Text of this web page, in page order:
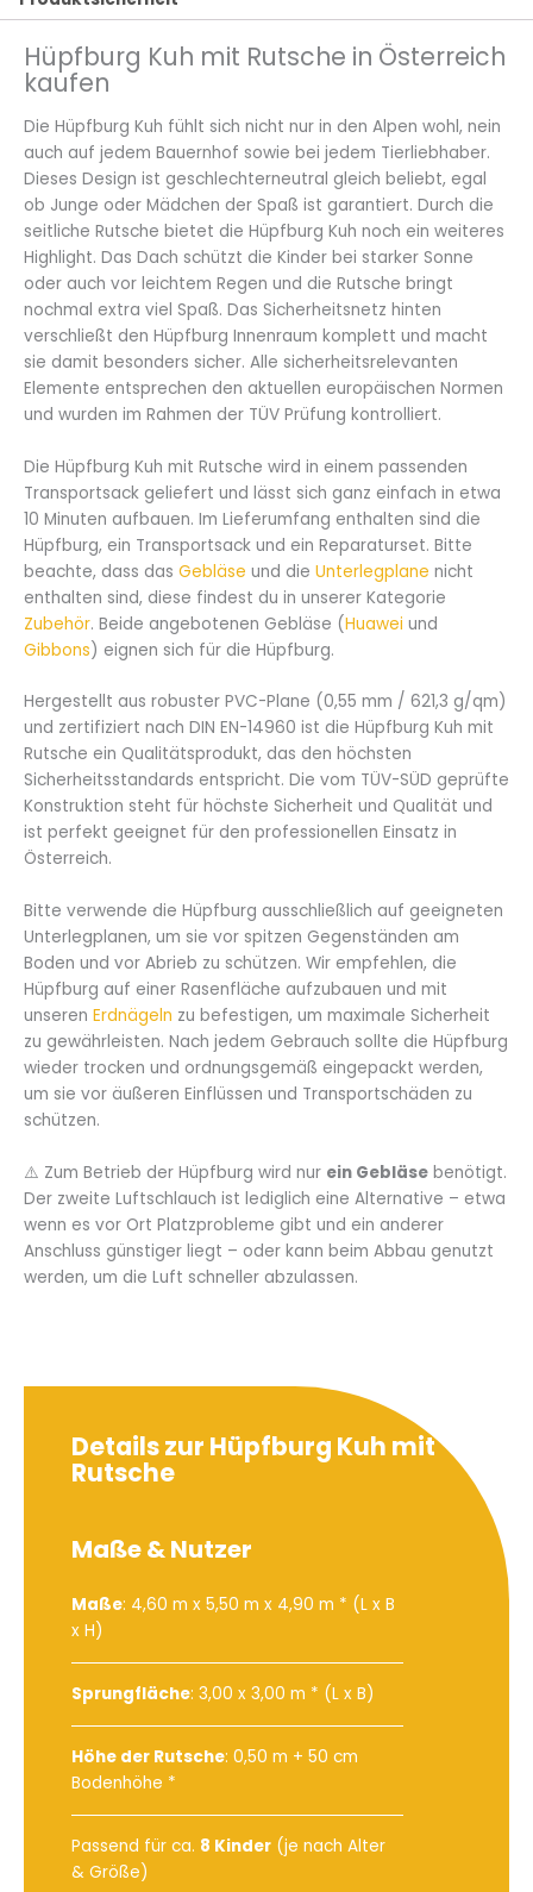
Hüpfburg Kuh mit Rutsche in Österreich
kaufen
Die Hüpfburg Kuh fühlt sich nicht nur in den Alpen wohl, nein
auch auf jedem Bauernhof sowie bei jedem Tierliebhaber.
Dieses Design ist geschlechterneutral gleich beliebt, egal
ob Junge oder Mädchen der Spaß ist garantiert. Durch die
seitliche Rutsche bietet die Hüpfburg Kuh noch ein weiteres
Highlight. Das Dach schützt die Kinder bei starker Sonne
oder auch vor leichtem Regen und die Rutsche bringt
nochmal extra viel Spaß. Das Sicherheitsnetz hinten
verschließt den Hüpfburg Innenraum komplett und macht
sie damit besonders sicher. Alle sicherheitsrelevanten
Elemente entsprechen den aktuellen europäischen Normen
und wurden im Rahmen der TÜV Prüfung kontrolliert.
Die Hüpfburg Kuh mit Rutsche wird in einem passenden
Transportsack geliefert und lässt sich ganz einfach in etwa
10 Minuten aufbauen. Im Lieferumfang enthalten sind die
Hüpfburg, ein Transportsack und ein Reparaturset. Bitte
beachte, dass das Gebläse und die Unterlegplane nicht
enthalten sind, diese findest du in unserer Kategorie
Zubehör. Beide angebotenen Gebläse (Huawei und
Gibbons) eignen sich für die Hüpfburg.
Hergestellt aus robuster PVC-Plane (0,55 mm / 621,3 g/qm)
und zertifiziert nach DIN EN-14960 ist die Hüpfburg Kuh mit
Rutsche ein Qualitätsprodukt, das den höchsten
Sicherheitsstandards entspricht. Die vom TÜV-SÜD geprüfte
Konstruktion steht für höchste Sicherheit und Qualität und
ist perfekt geeignet für den professionellen Einsatz in
Österreich.
Bitte verwende die Hüpfburg ausschließlich auf geeigneten
Unterlegplanen, um sie vor spitzen Gegenständen am
Boden und vor Abrieb zu schützen. Wir empfehlen, die
Hüpfburg auf einer Rasenfläche aufzubauen und mit
unseren Erdnägeln zu befestigen, um maximale Sicherheit
zu gewährleisten. Nach jedem Gebrauch sollte die Hüpfburg
wieder trocken und ordnungsgemäß eingepackt werden,
um sie vor äußeren Einflüssen und Transportschäden zu
schützen.
⚠️ Zum Betrieb der Hüpfburg wird nur ein Gebläse benötigt.
Der zweite Luftschlauch ist lediglich eine Alternative – etwa
wenn es vor Ort Platzprobleme gibt und ein anderer
Anschluss günstiger liegt – oder kann beim Abbau genutzt
werden, um die Luft schneller abzulassen.
Details zur Hüpfburg Kuh mit
Rutsche
Maße & Nutzer
Maße: 4,60 m x 5,50 m x 4,90 m * (L x B
x H)
Sprungfläche: 3,00 x 3,00 m * (L x B)
Höhe der Rutsche: 0,50 m + 50 cm
Bodenhöhe *
Passend für ca. 8 Kinder (je nach Alter
& Größe)